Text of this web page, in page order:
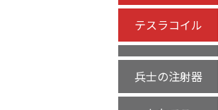
テスラコイル
兵士の注射器